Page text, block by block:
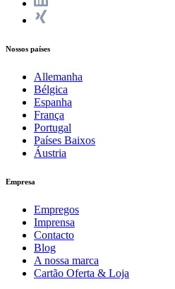
Nossos países
Allemanha
Bélgica
Espanha
França
Portugal
Países Baixos
Áustria
Empresa
Empregos
Imprensa
Contacto
Blog
A nossa marca
Cartão Oferta & Loja